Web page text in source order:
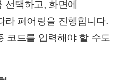
선택하고, 화면에
라 페어링을 진행합니다.
코드를 입력해야 할 수도